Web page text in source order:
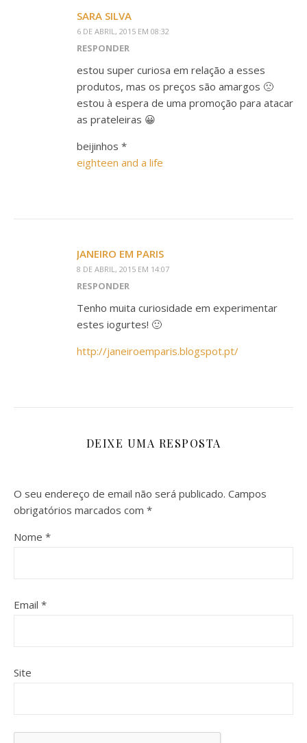
SARA SILVA
6 DE ABRIL, 2015 EM 08:32
RESPONDER
estou super curiosa em relação a esses
produtos, mas os preços são amargos 🙁
estou à espera de uma promoção para atacar
as prateleiras 😀
beijinhos *
eighteen and a life
JANEIRO EM PARIS
8 DE ABRIL, 2015 EM 14:07
RESPONDER
Tenho muita curiosidade em experimentar
estes iogurtes! 🙂
http://janeiroemparis.blogspot.pt/
DEIXE UMA RESPOSTA
O seu endereço de email não será publicado. Campos
obrigatórios marcados com *
Nome *
Email *
Site